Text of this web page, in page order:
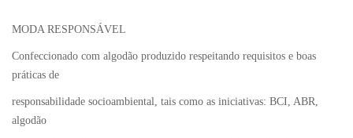
MODA RESPONSÁVEL
Confeccionado com algodão produzido respeitando requisitos e boas
práticas de
responsabilidade socioambiental, tais como as iniciativas: BCI, ABR,
algodão